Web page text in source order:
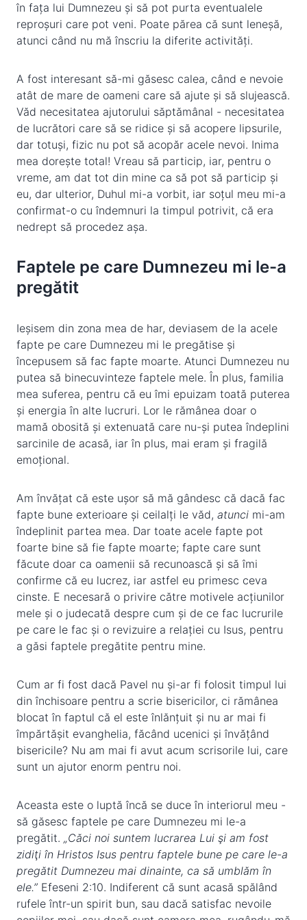
în fața lui Dumnezeu și să pot purta eventualele
reproșuri care pot veni. Poate părea că sunt leneșă,
atunci când nu mă înscriu la diferite activități.
A fost interesant să-mi găsesc calea, când e nevoie
atât de mare de oameni care să ajute și să slujească.
Văd necesitatea ajutorului săptămânal - necesitatea
de lucrători care să se ridice și să acopere lipsurile,
dar totuși, fizic nu pot să acopăr acele nevoi. Inima
mea dorește total! Vreau să particip, iar, pentru o
vreme, am dat tot din mine ca să pot să particip și
eu, dar ulterior, Duhul mi-a vorbit, iar soțul meu mi-a
confirmat-o cu îndemnuri la timpul potrivit, că era
nedrept să procedez așa.
Faptele pe care Dumnezeu mi le-a
pregătit
Ieșisem din zona mea de har, deviasem de la acele
fapte pe care Dumnezeu mi le pregătise și
începusem să fac fapte moarte. Atunci Dumnezeu nu
putea să binecuvinteze faptele mele. În plus, familia
mea suferea, pentru că eu îmi epuizam toată puterea
și energia în alte lucruri. Lor le rămânea doar o
mamă obosită și extenuată care nu-și putea îndeplini
sarcinile de acasă, iar în plus, mai eram și fragilă
emoțional.
Am învățat că este ușor să mă gândesc că dacă fac
fapte bune exterioare și ceilalți le văd, atunci mi-am
îndeplinit partea mea. Dar toate acele fapte pot
foarte bine să fie fapte moarte; fapte care sunt
făcute doar ca oamenii să recunoască și să îmi
confirme că eu lucrez, iar astfel eu primesc ceva
cinste. E necesară o privire către motivele acțiunilor
mele și o judecată despre cum și de ce fac lucrurile
pe care le fac și o revizuire a relației cu Isus, pentru
a găsi faptele pregătite pentru mine.
Cum ar fi fost dacă Pavel nu și-ar fi folosit timpul lui
din închisoare pentru a scrie bisericilor, ci rămânea
blocat în faptul că el este înlănțuit și nu ar mai fi
împărtășit evanghelia, făcând ucenici și învățând
bisericile? Nu am mai fi avut acum scrisorile lui, care
sunt un ajutor enorm pentru noi.
Aceasta este o luptă încă se duce în interiorul meu -
să găsesc faptele pe care Dumnezeu mi le-a
pregătit. „Căci noi suntem lucrarea Lui şi am fost
zidiţi în Hristos Isus pentru faptele bune pe care le-a
pregătit Dumnezeu mai dinainte, ca să umblăm în
ele.” Efeseni 2:10. Indiferent că sunt acasă spălând
rufele într-un spirit bun, sau dacă satisfac nevoile